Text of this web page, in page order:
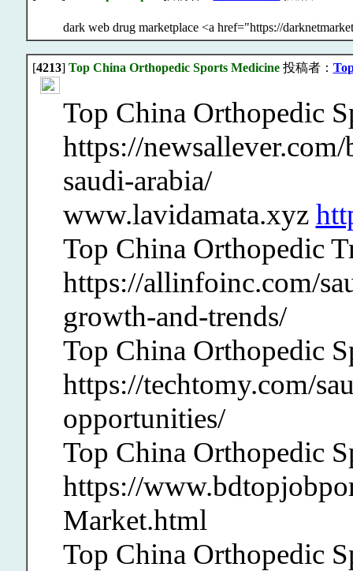
dark web drug marketplace <a href="https://
[4213] Top China Orthopedic Sports Medicine投稿者：
Top China Orthopedic
https://
saudi-arabia/
www.lavidamata.xyz
Top China Orthopedic
https://allinfoinc.com/
growth-and-trends/
Top China Orthopedic
https://techtomy.com/
opportunities/
Top China Orthopedic
https://
Market.html
Top China Orthopedic